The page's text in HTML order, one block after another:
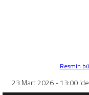
Resmin
23 Mart 2026 - 13:00